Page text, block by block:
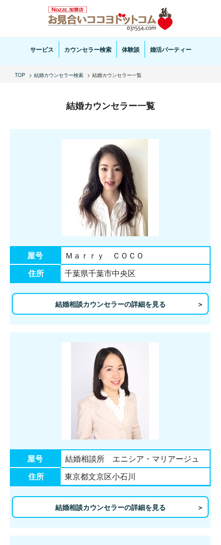
お見合い・結婚相談ならお見合いココヨドットコムへ。専任の結婚カウンセラーがサポートいた
します。
サービス カウンセラー検索 体験談 婚活パーティー
TOP 結婚カウンセラー検索 結婚カウンセラー一覧
結婚カウンセラー一覧
屋号
Ｍａｒｒｙ ＣＯＣＯ
住所
千葉県千葉市中央区
結婚相談カウンセラーの詳細を見る
屋号
結婚相談所 エニシア・マリアージュ
住所
東京都文京区小石川
結婚相談カウンセラーの詳細を見る